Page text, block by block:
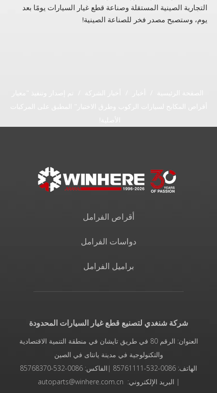
التجارية الصينية المستقلة وصناعة قطع غيار السيارات يومًا بعد
يوم، وستصبح مصدر فخر للصناعة الصينية!
أقراص الفرامل
دواسات الفرامل
براميل الفرامل
شركة شنغدي لتصنيع قطع غيار السيارات المحدودة
العنوان: الرقم 80 في طريق تايشان في منطقة التنمية الاقتصادية
والتكنولوجية في مدينة يانتاى في الصين
الهاتف: 0086-532-85761111 |الفاكس: 0086-532-85768370
| البريد الإلكتروني: autoparts@winhere.com.cn